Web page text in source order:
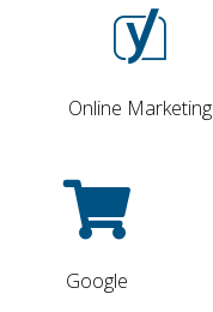
Online Marketing
Google